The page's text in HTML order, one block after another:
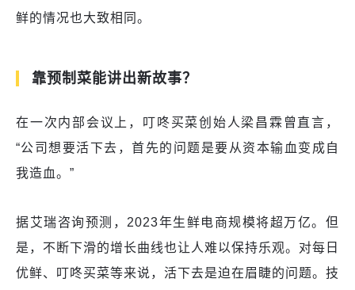
鲜的情况也大致相同。
靠预制菜能讲出新故事？
在一次内部会议上，叮咚买菜创始人梁昌霖曾直言，
“公司想要活下去，首先的问题是要从资本输血变成自
我造血。”
据艾瑞咨询预测，2023年生鲜电商规模将超万亿。但
是，不断下滑的增长曲线也让人难以保持乐观。对每日
优鲜、叮咚买菜等来说，活下去是迫在眉睫的问题。技